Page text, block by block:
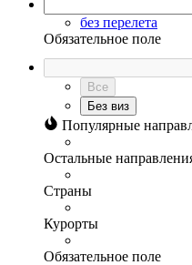
без перелета
Обязательное поле
Все
Без виз
Популярные
Остальные
Страны
Курорты
Обязательное поле